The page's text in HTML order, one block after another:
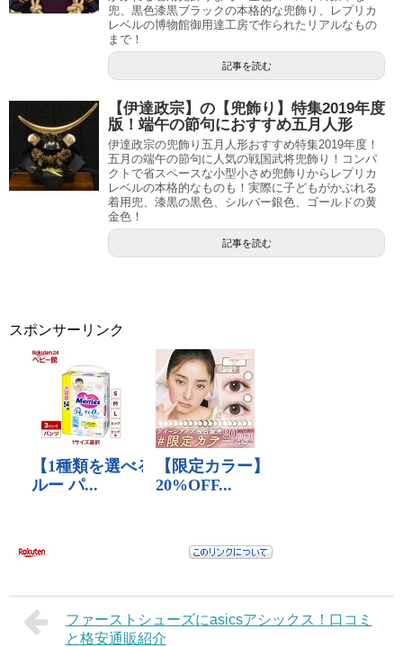
兜、黒色漆黒ブラックの本格的な兜飾り、レプリカ
レベルの博物館御用達工房で作られたリアルなもの
まで！
記事を読む
【伊達政宗】の【兜飾り】特集2019年度
版！端午の節句におすすめ五月人形
伊達政宗の兜飾り五月人形おすすめ特集2019年度！
五月の端午の節句に人気の戦国武将兜飾り！コンパ
クトで省スペースな小型小さめ兜飾りからレプリカ
レベルの本格的なものも！実際に子どもがかぶれる
着用兜、漆黒の黒色、シルバー銀色、ゴールドの黄
金色！
記事を読む
スポンサーリンク
ファーストシューズにasicsアシックス！口コミ
と格安通販紹介